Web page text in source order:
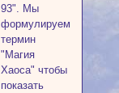
93". Мы
формулируем
термин
"Магия
Хаоса" чтобы
показать